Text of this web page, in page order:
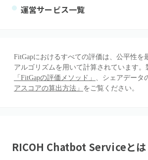
運営サービス一覧
FitGapにおけるすべての評価は、公平性を
アルゴリズムを用いて計算されています。
「FitGapの評価メソッド」 、シェアデータ
アスコアの算出方法」 をご覧ください。
RICOH Chatbot Serviceとは